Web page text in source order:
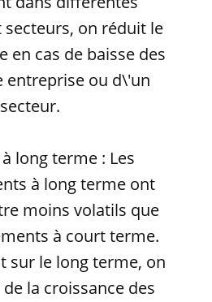
on réduit le
en cas de baisse des
entreprise ou d\'un
secteur.
long terme : Les
à long terme ont
moins volatils que
à court terme.
sur le long terme, on
la croissance des